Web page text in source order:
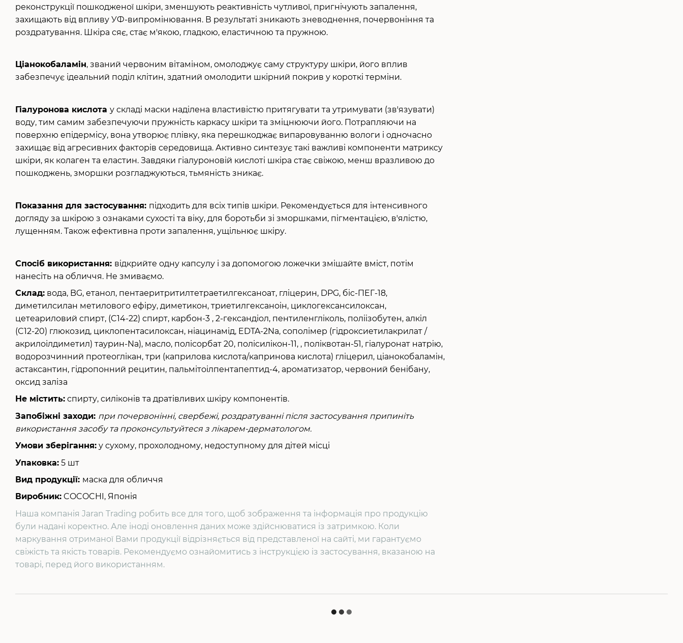
реконструкції пошкодженої шкіри, зменшують реактивність чутливої, пригнічують запалення,
захищають від впливу УФ-випромінювання. В результаті зникають зневоднення, почервоніння та
роздратування. Шкіра сяє, стає м'якою, гладкою, еластичною та пружною.
Ціанокобаламін, званий червоним вітаміном, омолоджує саму структуру шкіри, його вплив
забезпечує ідеальний поділ клітин, здатний омолодити шкірний покрив у короткі терміни.
Гіалуронова кислота у складі маски наділена властивістю притягувати та утримувати (зв'язувати)
воду, тим самим забезпечуючи пружність каркасу шкіри та зміцнюючи його. Потрапляючи на
поверхню епідермісу, вона утворює плівку, яка перешкоджає випаровуванню вологи і одночасно
захищає від агресивних факторів середовища. Активно синтезує такі важливі компоненти матриксу
шкіри, як колаген та еластин. Завдяки гіалуроновій кислоті шкіра стає свіжою, менш вразливою до
пошкоджень, зморшки розгладжуються, тьмяність зникає.
Показання для застосування: підходить для всіх типів шкіри. Рекомендується для інтенсивного
догляду за шкірою з ознаками сухості та віку, для боротьби зі зморшками, пігментацією, в'ялістю,
лущенням. Також ефективна проти запалення, ущільнює шкіру.
Спосіб використання: відкрийте одну капсулу і за допомогою ложечки змішайте вміст, потім
нанесіть на обличчя. Не змиваємо.
Склад: вода, BG, етанол, пентаеритритилтетраетилгексаноат, гліцерин, DPG, біс-ПЕГ-18,
диметилсилан метилового ефіру, диметикон, триетилгексаноін, циклогексансилоксан,
цетеариловий спирт, (C14-22) спирт, карбон-3 , 2-гександіол, пентиленгліколь, поліізобутен, алкіл
(C12-20) глюкозид, циклопентасилоксан, ніацинамід, EDTA-2Na, сополімер (гідроксиетилакрилат /
акрилоілдиметил) таурин-Na), масло, полісорбат 20, полісилікон-11, , поліквотан-51, гіалуронат натрію,
водорозчинний протеоглікан, три (каприлова кислота/капринова кислота) гліцерил, ціанокобаламін,
астаксантин, гідропонний рецитин, пальмітоілпентапептид-4, ароматизатор, червоний бенібану,
оксид заліза
Не містить: спирту, силіконів та дратівливих шкіру компонентів.
Запобіжні заходи: при почервонінні, свербежі, роздратуванні після застосування припиніть
використання засобу та проконсультуйтеся з лікарем-дерматологом.
Умови зберігання: у сухому, прохолодному, недоступному для дітей місці
Упаковка: 5 шт
Вид продукції: маска для обличчя
Виробник: COCOCHI, Японія
Наша компанія Jaran Trading робить все для того, щоб зображення та інформація про продукцію
були надані коректно. Але іноді оновлення даних може здійснюватися із затримкою. Коли
маркування отриманої Вами продукції відрізняється від представленої на сайті, ми гарантуємо
свіжість та якість товарів. Рекомендуємо ознайомитись з інструкцією із застосування, вказаною на
товарі, перед його використанням.